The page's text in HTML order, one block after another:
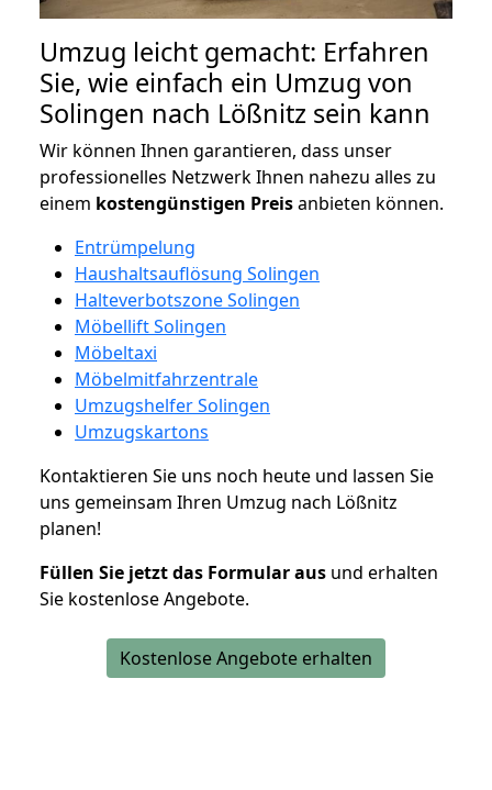
Umzug leicht gemacht: Erfahren
Sie, wie einfach ein Umzug von
Solingen nach Lößnitz sein kann
Wir können Ihnen garantieren, dass unser
professionelles Netzwerk Ihnen nahezu alles zu
einem kostengünstigen Preisanbieten können.
Entrümpelung
Haushaltsauflösung Solingen
Halteverbotszone Solingen
Möbellift Solingen
Möbeltaxi
Möbelmitfahrzentrale
Umzugshelfer Solingen
Umzugskartons
Kontaktieren Sie uns noch heute und lassen Sie
uns gemeinsam Ihren Umzug nach Lößnitz
planen!
Füllen Sie jetzt das Formular aus und erhalten
Sie kostenlose Angebote.
Kostenlose Angebote erhalten